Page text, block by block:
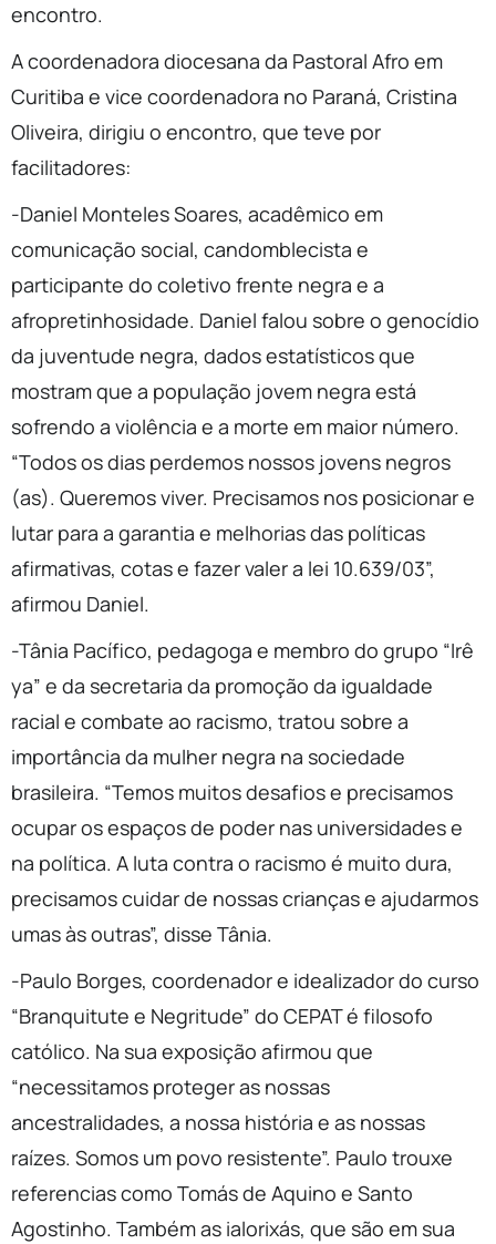
encontro.
A coordenadora diocesana da Pastoral Afro em
Curitiba e vice coordenadora no Paraná, Cristina
Oliveira, dirigiu o encontro, que teve por
facilitadores:
-Daniel Monteles Soares, acadêmico em
comunicação social, candomblecista e
participante do coletivo frente negra e a
afropretinhosidade. Daniel falou sobre o genocídio
da juventude negra, dados estatísticos que
mostram que a população jovem negra está
sofrendo a violência e a morte em maior número.
“Todos os dias perdemos nossos jovens negros
(as). Queremos viver. Precisamos nos posicionar e
lutar para a garantia e melhorias das políticas
afirmativas, cotas e fazer valer a lei 10.639/03”,
afirmou Daniel.
-Tânia Pacífico, pedagoga e membro do grupo “Irê
ya” e da secretaria da promoção da igualdade
racial e combate ao racismo, tratou sobre a
importância da mulher negra na sociedade
brasileira. “Temos muitos desafios e precisamos
ocupar os espaços de poder nas universidades e
na política. A luta contra o racismo é muito dura,
precisamos cuidar de nossas crianças e ajudarmos
umas às outras”, disse Tânia.
-Paulo Borges, coordenador e idealizador do curso
“Branquitute e Negritude” do CEPAT é filosofo
católico. Na sua exposição afirmou que
“necessitamos proteger as nossas
ancestralidades, a nossa história e as nossas
raízes. Somos um povo resistente”. Paulo trouxe
referencias como Tomás de Aquino e Santo
Agostinho. Também as ialorixás, que são em sua